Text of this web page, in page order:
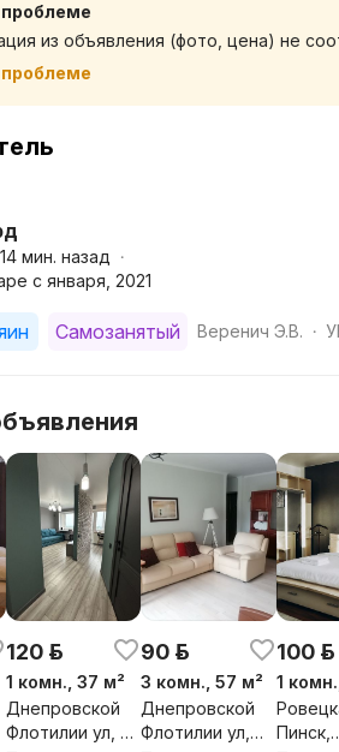
выселение 12.00.
необходим паспорт.
из объявления (фото, цена) не
мин. назад •
с января, 2021
Самозанятый Веренич Э.В. •
120 р.
1 комн., 37 м²
Днепровской
Флотилии ул, 51,
90 р.
3 комн., 57 м²
Днепровской
Флотилии ул,
100 р.
1
Пинск,